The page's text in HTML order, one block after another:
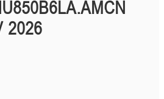
2026